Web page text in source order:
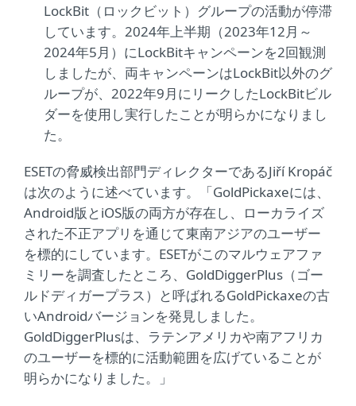
LockBit（ロックビット）グループの活動が停滞
しています。2024年上半期（2023年12月～
2024年5月）にLockBitキャンペーンを2回観測
しましたが、両キャンペーンはLockBit以外のグ
ループが、2022年9月にリークしたLockBitビル
ダーを使用し実行したことが明らかになりまし
た。
ESETの脅威検出部門ディレクターであるJiří Kropáč
は次のように述べています。「GoldPickaxeには、
Android版とiOS版の両方が存在し、ローカライズ
された不正アプリを通じて東南アジアのユーザー
を標的にしています。ESETがこのマルウェアファ
ミリーを調査したところ、GoldDiggerPlus（ゴー
ルドディガープラス）と呼ばれるGoldPickaxeの古
いAndroidバージョンを発見しました。
GoldDiggerPlusは、ラテンアメリカや南アフリカ
のユーザーを標的に活動範囲を広げていることが
明らかになりました。」